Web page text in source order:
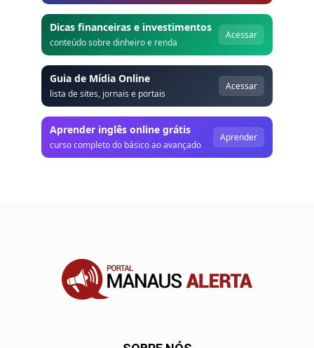
Dicas financeiras e investimentos
conteúdo sobre dinheiro e renda
Acessar
Guia de Mídia Online
lista de sites, jornais e portais
Acessar
Aprender inglês online grátis
curso completo do básico ao avançado
Aprender